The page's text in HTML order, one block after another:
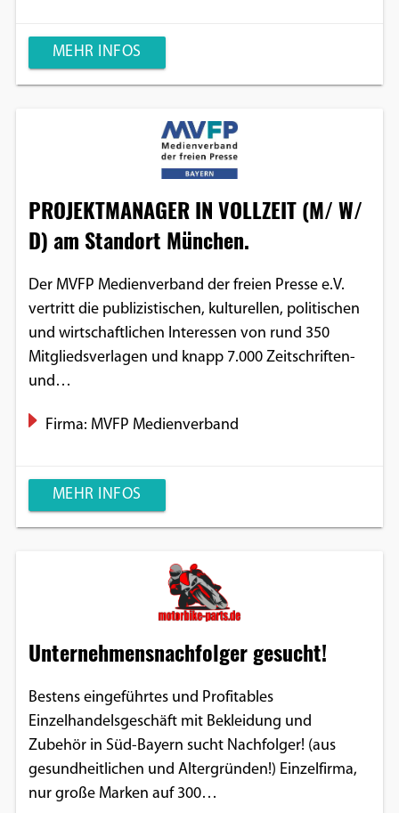
MEHR INFOS
PROJEKTMANAGER IN VOLLZEIT (M/ W/
D) am Standort München.
Der MVFP Medienverband der freien Presse e.V.
vertritt die publizistischen, kulturellen, politischen
und wirtschaftlichen Interessen von rund 350
Mitgliedsverlagen und knapp 7.000 Zeitschriften-
und…
Firma: MVFP Medienverband
MEHR INFOS
Unternehmensnachfolger gesucht!
Bestens eingeführtes und Profitables
Einzelhandelsgeschäft mit Bekleidung und
Zubehör in Süd-Bayern sucht Nachfolger! (aus
gesundheitlichen und Altergründen!) Einzelfirma,
nur große Marken auf 300…